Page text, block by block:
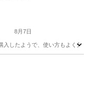
8月7日
したようで、使い方もよく